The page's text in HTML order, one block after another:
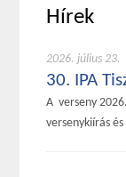
Hírek
2026. július 23.
30. IPA
A verseny
versenykiírás